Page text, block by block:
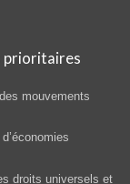
prioritaires
mouvements
droits universels et